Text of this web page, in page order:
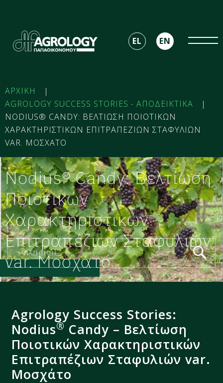
EL EN
ΑΡΧΙΚΗ
|
AGROLOGY SUCCESS STORIES - ΑΠΟΔΕΙΚΤΙΚΑ
|
NODIUS® CANDY: ΒΕΛΤΙΩΣΗ ΠΟΙΟΤΙΚΩΝ
ΧΑΡΑΚΤΗΡΙΣΤΙΚΩΝ​ ΕΠΙΤΡΑΠΕΖΙΩΝ ΣΤΑΦΥΛΙΩΝ
VAR. ΜΟΣΧΑΤΟ
Nodius® Candy: Βελτίωση
Ποιοτικών
Χαρακτηριστικών​
Επιτραπέζιων Σταφυλιών
var. Μοσχάτο
Agrology Success Stories:
Nodius® Candy – Βελτίωση
Ποιοτικών Χαρακτηριστικών​
Επιτραπέζιων Σταφυλιών var.
Μοσχάτο